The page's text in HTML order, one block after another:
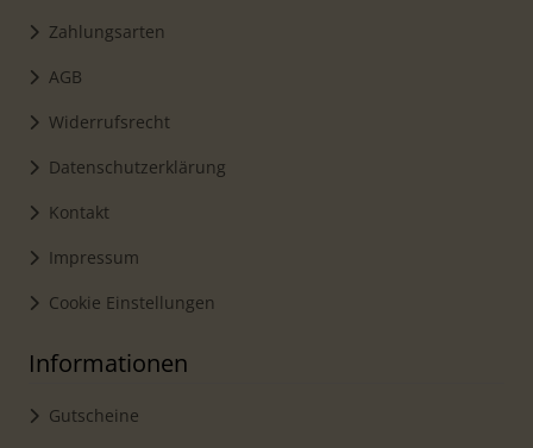
Zahlungsarten
AGB
Widerrufsrecht
Datenschutzerklärung
Kontakt
Impressum
Cookie Einstellungen
Informationen
Gutscheine